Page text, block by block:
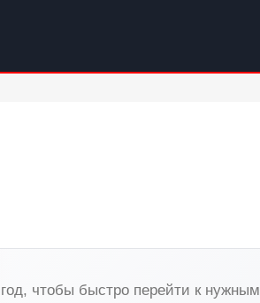
чтобы быстро перейти к нужным